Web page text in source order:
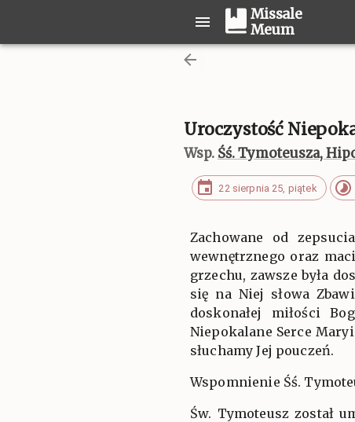
Missale
Meum
Uroczystość
Wsp. Śś. Tymoteusza,
22 sierpnia 25, piątek
Zachowane od
wewnętrznego oraz
grzechu, zawsze była
się na Niej słowa
doskonałej miłości
Niepokalane Serce
słuchamy Jej pouczeń.
Wspomnienie Śś.
Św. Tymoteusz został